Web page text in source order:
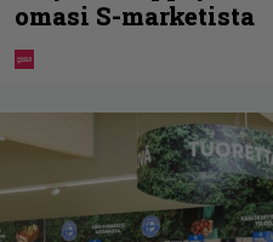
omasi S-marketista